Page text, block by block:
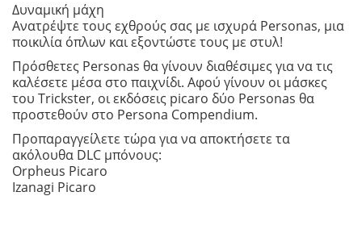
Δυναμική μάχη
Ανατρέψτε τους εχθρούς σας με ισχυρά Personas, μια
ποικιλία όπλων και εξοντώστε τους με στυλ!
Πρόσθετες Personas θα γίνουν διαθέσιμες για να τις
καλέσετε μέσα στο παιχνίδι. Αφού γίνουν οι μάσκες
του Trickster, οι εκδόσεις picaro δύο Personas θα
προστεθούν στο Persona Compendium.
Προπαραγγείλετε τώρα για να αποκτήσετε τα
ακόλουθα DLC μπόνους:
Orpheus Picaro
Izanagi Picaro